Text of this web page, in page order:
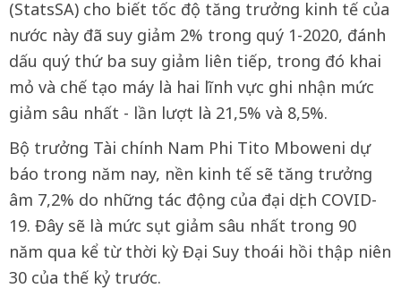
(StatsSA) cho biết tốc độ tăng trưởng kinh tế của
nước này đã suy giảm 2% trong quý 1-2020, đánh
dấu quý thứ ba suy giảm liên tiếp, trong đó khai
mỏ và chế tạo máy là hai lĩnh vực ghi nhận mức
giảm sâu nhất - lần lượt là 21,5% và 8,5%.
Bộ trưởng Tài chính Nam Phi Tito Mboweni dự
báo trong năm nay, nền kinh tế sẽ tăng trưởng
âm 7,2% do những tác động của đại dịch COVID-
19. Đây sẽ là mức sụt giảm sâu nhất trong 90
năm qua kể từ thời kỳ Đại Suy thoái hồi thập niên
30 của thế kỷ trước.